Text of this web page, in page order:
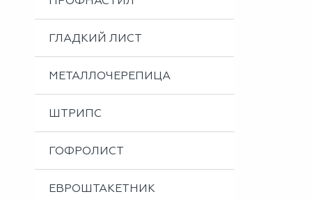
Металлоизделия
Проектирование вентилируемых фасадов
Вальцовка листового металла
ГЛАДКИЙ ЛИСТ
МЕТАЛЛОЧЕРЕПИЦА
ШТРИПС
ГОФРОЛИСТ
ЕВРОШТАКЕТНИК